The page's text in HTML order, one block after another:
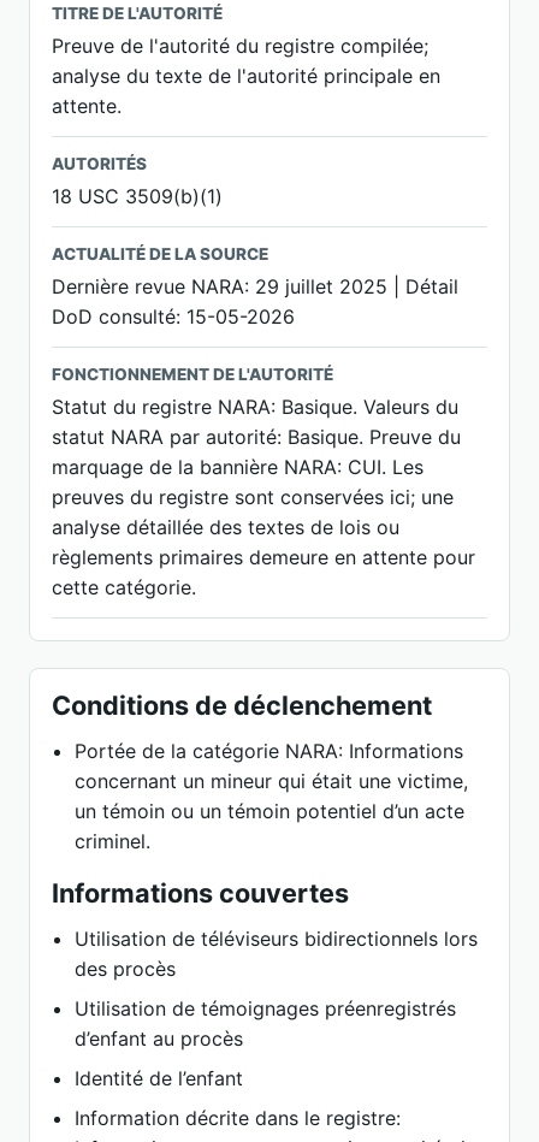
TITRE DE L'AUTORITÉ
Preuve de l'autorité du registre compilée;
analyse du texte de l'autorité principale en
attente.
AUTORITÉS
18 USC 3509(b)(1)
ACTUALITÉ DE LA SOURCE
Dernière revue NARA: 29 juillet 2025 | Détail
DoD consulté: 15-05-2026
FONCTIONNEMENT DE L'AUTORITÉ
Statut du registre NARA: Basique. Valeurs du
statut NARA par autorité: Basique. Preuve du
marquage de la bannière NARA: CUI. Les
preuves du registre sont conservées ici; une
analyse détaillée des textes de lois ou
règlements primaires demeure en attente pour
cette catégorie.
Conditions de déclenchement
Portée de la catégorie NARA: Informations
concernant un mineur qui était une victime,
un témoin ou un témoin potentiel d’un acte
criminel.
Informations couvertes
Utilisation de téléviseurs bidirectionnels lors
des procès
Utilisation de témoignages préenregistrés
d’enfant au procès
Identité de l’enfant
Information décrite dans le registre: